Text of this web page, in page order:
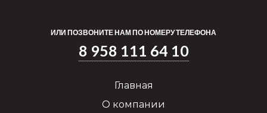
ИЛИ ПОЗВОНИТЕ НАМ ПО НОМЕРУ ТЕЛЕФОНА
8 958 111 64 10
Главная
О компании